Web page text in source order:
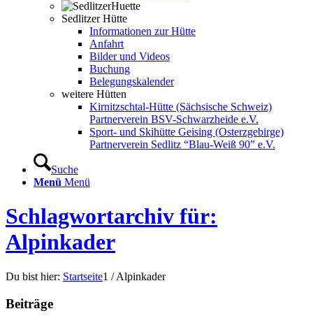
Sedlitzer Hütte
Informationen zur Hütte
Anfahrt
Bilder und Videos
Buchung
Belegungskalender
weitere Hütten
Kirnitzschtal-Hütte (Sächsische Schweiz)
Partnerverein BSV-Schwarzheide e.V.
Sport- und Skihütte Geising (Osterzgebirge)
Partnerverein Sedlitz “Blau-Weiß 90” e.V.
Suche
Menü Menü
Schlagwortarchiv für:
Alpinkader
Du bist hier: Startseite1 / Alpinkader
Beiträge